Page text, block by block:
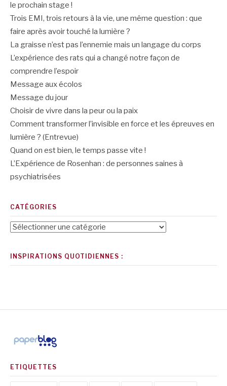
le prochain stage !
Trois EMI, trois retours à la vie, une même question : que
faire après avoir touché la lumière ?
La graisse n’est pas l’ennemie mais un langage du corps
L’expérience des rats qui a changé notre façon de
comprendre l’espoir
Message aux écolos
Message du jour
Choisir de vivre dans la peur ou la paix
Comment transformer l’invisible en force et les épreuves en
lumière ? (Entrevue)
Quand on est bien, le temps passe vite !
L’Expérience de Rosenhan : de personnes saines à
psychiatrisées
CATÉGORIES
Catégories
INSPIRATIONS QUOTIDIENNES :
ETIQUETTES